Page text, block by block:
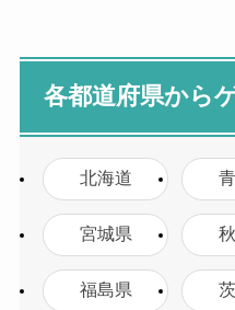
各都道府県から
北海道
宮城県
福島県